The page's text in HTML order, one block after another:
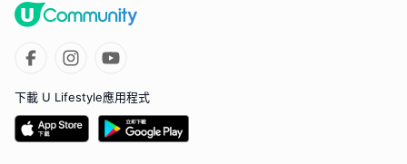
下載 U Lifestyle應用程式